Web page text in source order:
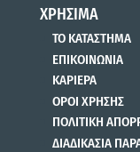
ΧΡΗΣΙΜΑ
ΤΟ ΚΑΤΑΣΤΗΜΑ
ΕΠΙΚΟΙΝΩΝΙΑ
ΚΑΡΙΕΡΑ
ΟΡΟΙ ΧΡΗΣΗΣ
ΠΟΛΙΤΙΚΗ
ΔΙΑΔΙΚΑΣΙΑ